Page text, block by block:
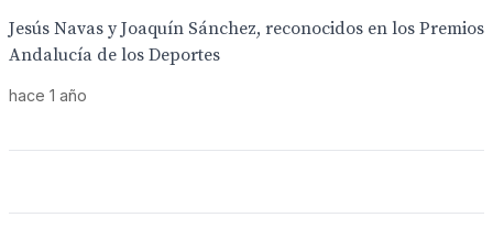
Jesús Navas y Joaquín Sánchez, reconocidos en los Premios
Andalucía de los Deportes
hace 1 año